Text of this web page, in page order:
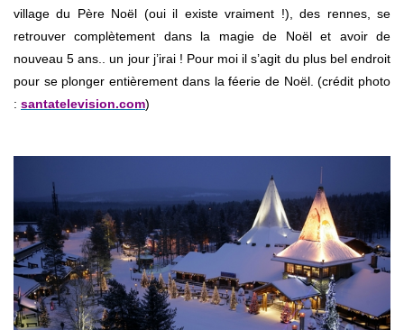
village du Père Noël (oui il existe vraiment !), des rennes, se
retrouver complètement dans la magie de Noël et avoir de
nouveau 5 ans.. un jour j’irai ! Pour moi il s’agit du plus bel endroit
pour se plonger entièrement dans la féerie de Noël. (crédit photo
: santatelevision.com)